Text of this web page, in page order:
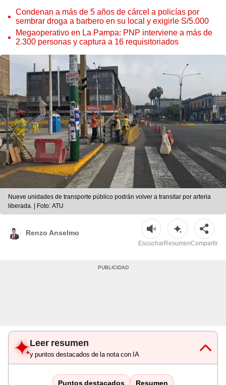
Condenan a más de 5 años de cárcel a policías por
sembrar droga a barbero en su local y exigirle S/5.000
Megaoperativo en La Pampa: PNP interviene a más de
2.300 personas y captura a 16 requisitoriados
Nueve unidades de transporte público podrán volver a transitar por arteria
liberada. | Foto: ATU
Renzo Anselmo
EscucharResumenCompartir
Leer resumen
y puntos destacados de la nota con IA
Puntos destacados Resumen